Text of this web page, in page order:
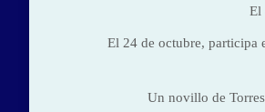
El
El 24 de octubre, participa
Un novillo de